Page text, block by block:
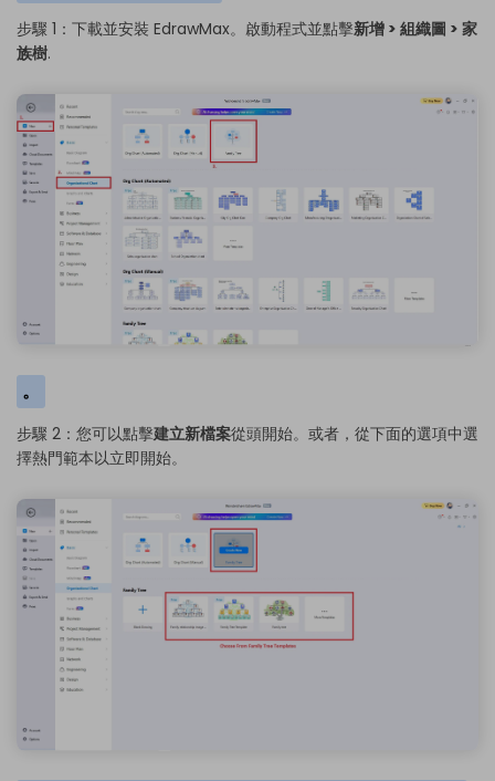
步驟 1：下載並安裝 EdrawMax。啟動程式並點擊新增 > 組織圖 > 家
族樹.
。
步驟 2：您可以點擊建立新檔案從頭開始。或者，從下面的選項中選
擇熱門範本以立即開始。